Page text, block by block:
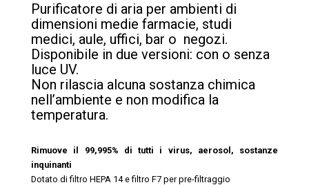
Purificatore di aria per ambienti di
dimensioni medie farmacie, studi
medici, aule, uffici, bar o negozi.
Disponibile in due versioni: con o senza
luce UV.
Non rilascia alcuna sostanza chimica
nell’ambiente e non modifica la
temperatura.
Rimuove il 99,995% di tutti i virus, aerosol, sostanze
inquinanti
Dotato di filtro HEPA 14 e filtro F7 per pre-filtraggio